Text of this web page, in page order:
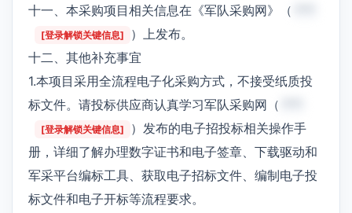
十一、本采购项目相关信息在《军队采购网》（
[登录解锁关键信息]
）上发布。
十二、其他补充事宜
1.本项目采用全流程电子化采购方式，不接受纸质投
标文件。请投标供应商认真学习军队采购网（
[登录解锁关键信息]
）发布的电子招投标相关操作手
册，详细了解办理数字证书和电子签章、下载驱动和
军采平台编标工具、获取电子招标文件、编制电子投
标文件和电子开标等流程要求。